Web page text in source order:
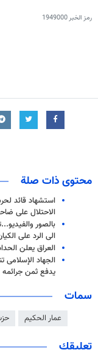
رمز الخبر1949000
محتوى ذات صلة
استشهاد قائد
الاحتلال على
بالصور
الى الرد على
العراق يعلن
الجهاد
يدفع ثمن جرائمه
سمات
عمار الحكيم